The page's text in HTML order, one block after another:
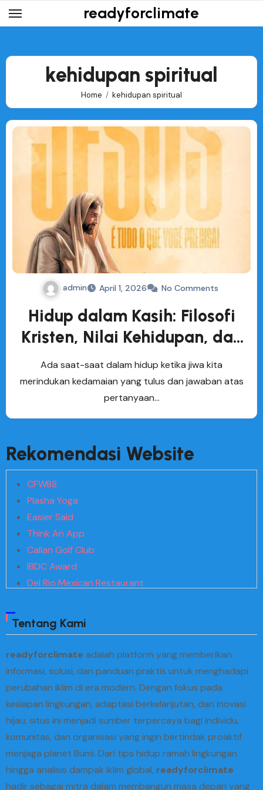
Skip
to
readyforclimate
kehidupan spiritual
Home kehidupan spiritual
admin April 1, 2026 No Comments
Hidup dalam Kasih: Filosofi
Kristen, Nilai Kehidupan, dan
Hikmat Kitab Suci
Ada saat-saat dalam hidup ketika jiwa kita
merindukan kedamaian yang tulus dan jawaban atas
pertanyaan…
Rekomendasi Website
CFW88
Plasha Yoga
Easier Said
Think An App
Callan Golf Club
IBDC Award
Del Rio Mexican Restaurant
Hfive5 SGD2
Translating Jihad
Spectrum Theme
Realistic Foreign Policy
Paco Rosic
Tristate Biodiesel
Gidi Box Office
Creative Planning
Card IFF Backpacker
Michael George Custom Floral
Tentang Kami
readyforclimate adalah platform yang memberikan
informasi, solusi, dan panduan praktis untuk menghadapi
perubahan iklim di era modern. Dengan fokus pada
kesiapan lingkungan, adaptasi berkelanjutan, dan inovasi
hijau, situs ini menjadi sumber terpercaya bagi individu,
komunitas, dan organisasi yang ingin bertindak proaktif
menjaga planet Bumi. Dari tips hidup ramah lingkungan
hingga analisis dampak iklim global, readyforclimate
hadir sebagai mitra dalam membangun masa depan yang